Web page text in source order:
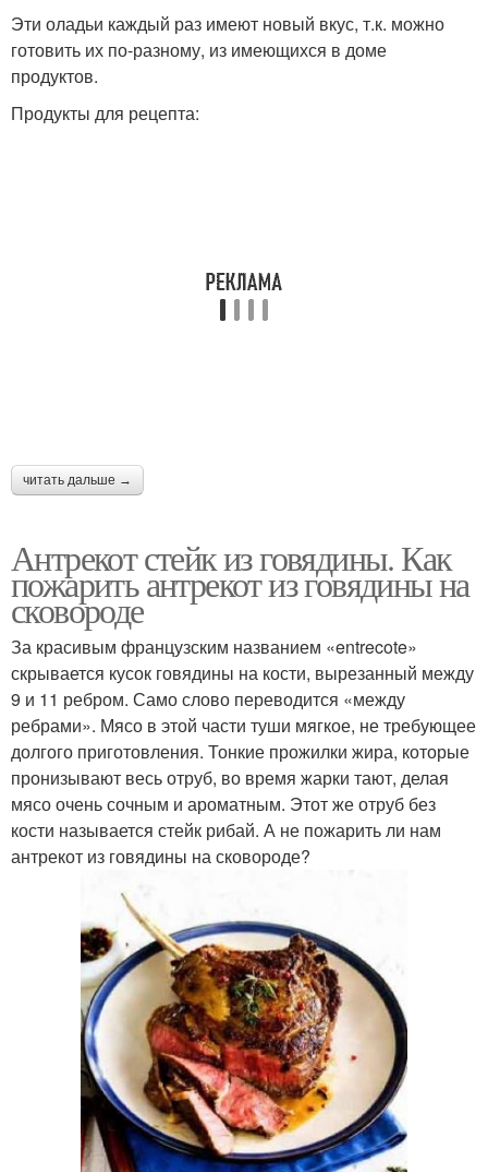
Эти оладьи каждый раз имеют новый вкус, т.к. можно
готовить их по­-разному, из имеющихся в доме
продуктов.
Продукты для рецепта:
читать дальше →
Антрекот стейк из говядины. Как
пожарить антрекот из говядины на
сковороде
За красивым французским названием «entrecote»
скрывается кусок говядины на кости, вырезанный между
9 и 11 ребром. Само слово переводится «между
ребрами». Мясо в этой части туши мягкое, не требующее
долгого приготовления. Тонкие прожилки жира, которые
пронизывают весь отруб, во время жарки тают, делая
мясо очень сочным и ароматным. Этот же отруб без
кости называется стейк рибай. А не пожарить ли нам
антрекот из говядины на сковороде?